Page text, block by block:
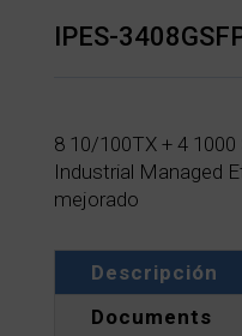
IPES-
8 10/100TX + 4
Industrial Managed
mejorado
Descripción
Documents